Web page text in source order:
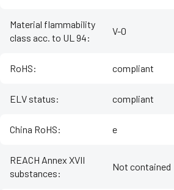
Material flammability
class acc. to UL 94:
V-0
RoHS: compliant
ELV status: compliant
China RoHS: e
REACH Annex XVII
substances:
Not contained